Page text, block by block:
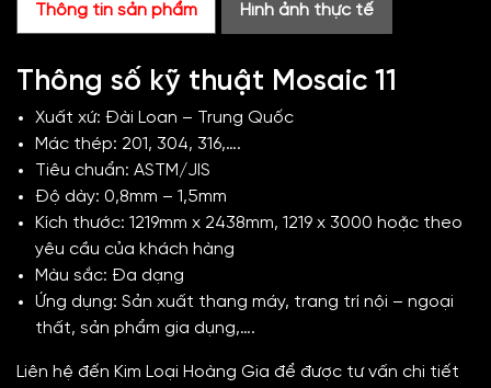
Thông tin sản phẩm Hình ảnh thực tế
Thông số kỹ thuật Mosaic 11
Xuất xứ: Đài Loan – Trung Quốc
Mác thép: 201, 304, 316,….
Tiêu chuẩn: ASTM/JIS
Độ dày: 0,8mm – 1,5mm
Kích thước: 1219mm x 2438mm, 1219 x 3000 hoặc theo
yêu cầu của khách hàng
Màu sắc: Đa dạng
Ứng dụng: Sản xuất thang máy, trang trí nội – ngoại
thất, sản phẩm gia dụng,….
Liên hệ đến Kim Loại Hoàng Gia để được tư vấn chi tiết